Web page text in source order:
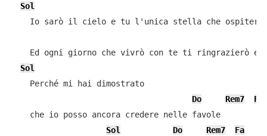
Sol
Io sarò il cielo e tu l'unica stella che ospiterò
Ed ogni giorno che vivrò con te ti ringrazierò e
Sol
    Perché mi hai dimostrato
Do
Rem7
Fa
    che io posso ancora credere nelle favole
Sol
Do Rem7
Fa